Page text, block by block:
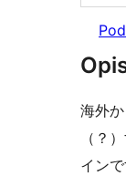
海外
（？
イン